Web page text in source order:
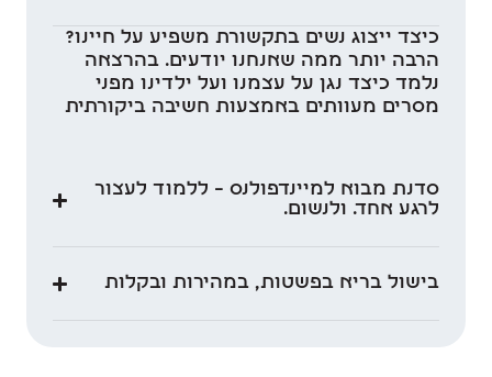
כיצד ייצוג נשים בתקשורת משפיע על חיינו?
הרבה יותר ממה שאנחנו יודעים. בהרצאה
נלמד כיצד נגן על עצמנו ועל ילדינו מפני
מסרים מעוותים באמצעות חשיבה ביקורתית
סדנת מבוא למיינדפולנס – ללמוד לעצור
לרגע אחד. ולנשום.
בישול בריא בפשטות, במהירות ובקלות